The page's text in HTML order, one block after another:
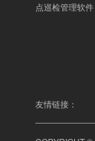
点巡检管理软件
友情链接：